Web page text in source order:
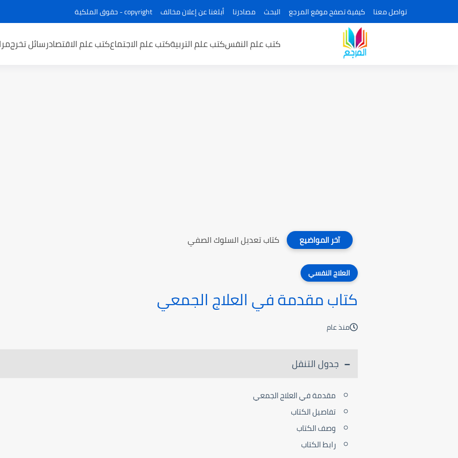
تواصل معنا كيفية تصفح موقع المرجع البحث مصادرنا أبلغنا عن إعلان مخالف copyright - حقوق الملكية
كتب علم النفسكتب علم التربيةكتب علم الاجتماعكتب علم الاقتصادرسائل تخرج
آخر المواضيع كتاب تعديل السلوك الصفي
العلاج النفسي
كتاب مقدمة في العلاج الجمعي
منذ عام
جدول التنقل
مقدمة في العلاج الجمعي
تفاصيل الكتاب
وصف الكتاب
رابط الكتاب